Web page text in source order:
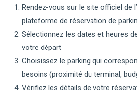
Rendez-vous sur le site officiel de
plateforme de réservation de
Sélectionnez les dates et heures
votre départ
Choisissez le parking qui
besoins (proximité du terminal,
Vérifiez les détails de votre